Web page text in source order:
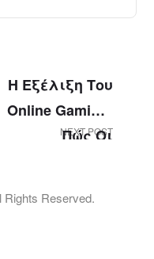
NEXT POST
Η Εξέλιξη Του
Online Gaming:
Πώς Οι
Διαμορφώνουν
Rights Reserved.